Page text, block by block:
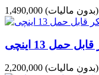
(بدون مالیات)
(بدون مالیات)